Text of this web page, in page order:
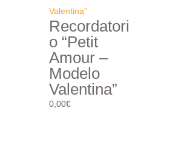
Recordatori
o “Petit
Amour –
Modelo
Valentina”
0,00€